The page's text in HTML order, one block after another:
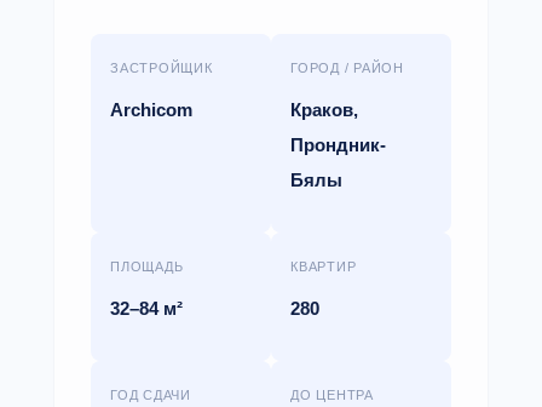
ЗАСТРОЙЩИК
Archicom
ГОРОД / РАЙОН
Краков,
Прондник-
Бялы
ПЛОЩАДЬ
32–84 м²
КВАРТИР
280
ГОД СДАЧИ ДО ЦЕНТРА